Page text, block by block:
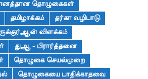
தொழுகைகள்
தமிழாக்கம்
தர்கா வழிபாடு
விளக்கம்
துஆ - பிரார்த்தனை
தொழுகை செயல்முறை
தொழுகையை பாதிக்காதவை